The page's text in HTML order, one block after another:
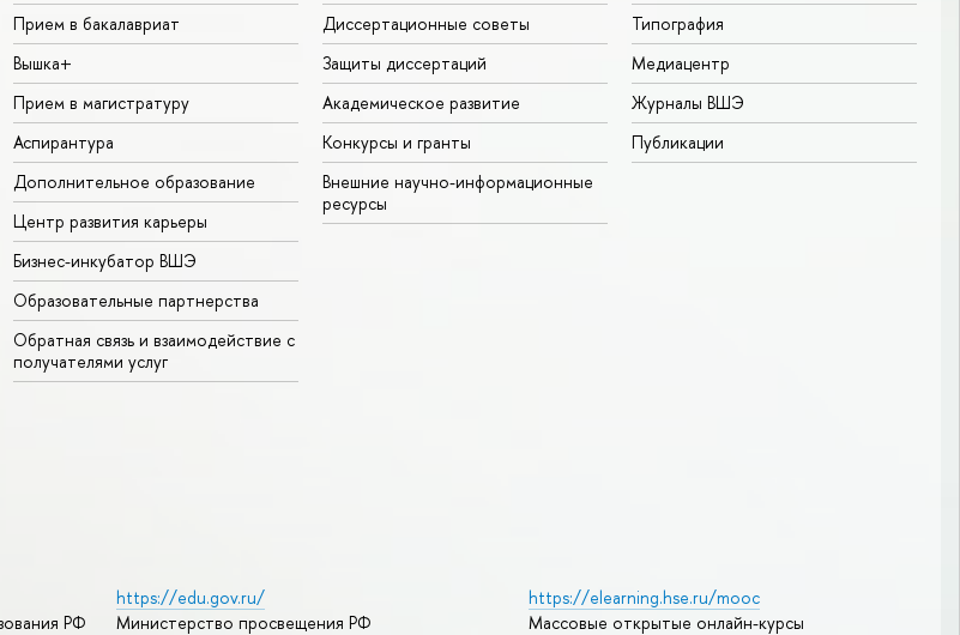
Прием в бакалавриат
Вышка+
Прием в магистратуру
Аспирантура
Дополнительное образование
Центр развития карьеры
Бизнес-инкубатор ВШЭ
Образовательные партнерства
Обратная связь и взаимодействие с
получателями услуг
Диссертационные советы
Защиты диссертаций
Академическое развитие
Конкурсы и гранты
Внешние научно-информационные
ресурсы
Типография
Медиацентр
Журналы ВШЭ
Публикации
РФ
https://edu.gov.ru/
Министерство просвещения РФ
https://elearning.hse.ru/mooc
Массовые открытые онлайн-курсы